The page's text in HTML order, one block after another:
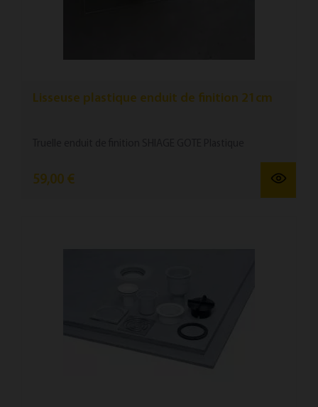
Lisseuse plastique enduit de finition 21cm
59,00 €